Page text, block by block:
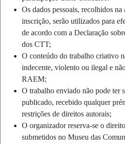
Os dados pessoais, recolhidos
inscrição, serão utilizados para
de acordo com a Declaração
dos CTT;
O conteúdo do trabalho criativo
indecente, violento ou ilegal e
RAEM;
O trabalho enviado não pode ter
publicado, recebido qualquer
restrições de direitos autorais;
O organizador reserva-se o
submetidos no Museu das